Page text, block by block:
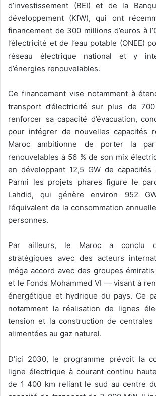
d’investissement (BEI) et de la
développement (KfW), qui ont
financement de 300 millions d’euros à
l’électricité et de l’eau potable (ONEE)
réseau électrique national et y
d’énergies renouvelables.
Ce financement vise notamment à
transport d’électricité sur plus de
renforcer sa capacité d’évacuation,
pour intégrer de nouvelles capacités
Maroc ambitionne de porter la
renouvelables à 56 % de son mix
en développant 12,5 GW de capacités
Parmi les projets phares figure le
Lahdid, qui génère environ 952
l’équivalent de la consommation
personnes.
Par ailleurs, le Maroc a conclu
stratégiques avec des acteurs
méga accord avec des groupes
et le Fonds Mohammed VI — visant à
énergétique et hydrique du pays. Ce
notamment la réalisation de lignes
tension et la construction de centrales
alimentées au gaz naturel.
D’ici 2030, le programme prévoit la
ligne électrique à courant continu
de 1 400 km reliant le sud au centre